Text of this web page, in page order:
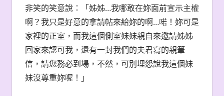
非笑的笑意說：「姊姊…我哪敢在妳面前宣示主權
啊？我只是好意的拿請帖來給妳的啊…喏！妳可是
家裡的正室，而我這個側室妹妹親自來邀請姊姊
回家來認可我，還有一封我們的夫君寫的親筆
信，請您務必到場，不然，可別埋怨說我這個妹
妹沒尊重妳喔！」